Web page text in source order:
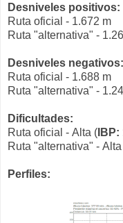
Desniveles positivos:
Ruta oficial - 1.672 m
Ruta "alternativa" -
Desniveles negativos:
Ruta oficial - 1.688 m
Ruta "alternativa" -
Dificultades:
Ruta oficial - Alta (
Ruta "alternativa" -
Perfiles: